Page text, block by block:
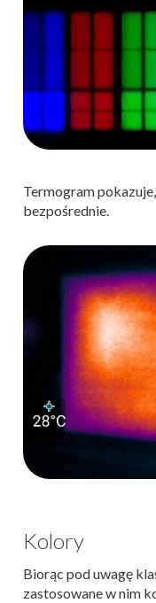
Termogram
bezpośrednie.
Kolory
Biorąc pod uwagę
zastosowane w nim